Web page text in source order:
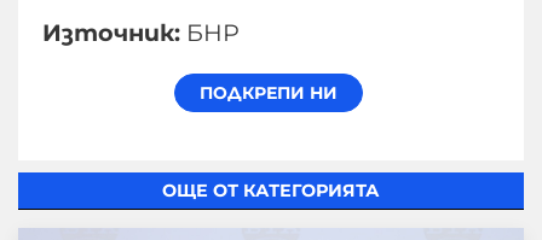
Източник: БНР
ОЩЕ ОТ КАТЕГОРИЯТА